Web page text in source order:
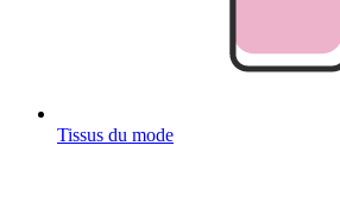
Tissus du mode